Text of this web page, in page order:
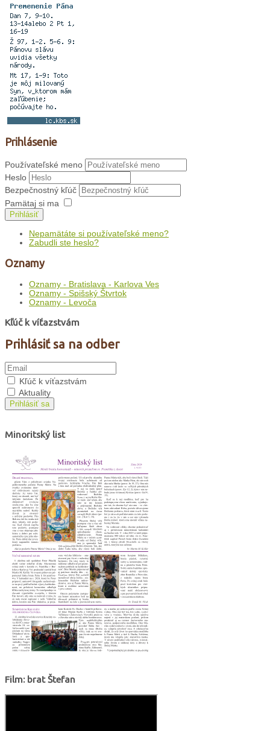
Prihlásenie
Používateľské meno
Heslo
Bezpečnostný kľúč
Pamätaj si ma
Prihlásiť
Nepamätáte si používateľské meno?
Zabudli ste heslo?
Oznamy
Oznamy - Bratislava - Karlova Ves
Oznamy - Spišský Štvrtok
Oznamy - Levoča
Kľúč k víťazstvám
Prihlásiť sa na odber
Kľúč k víťazstvám
Aktuality
Prihlásiť sa
Minoritský list
Film: brat Štefan